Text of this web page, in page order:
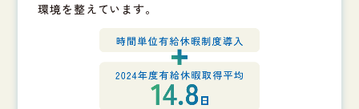
環境を整えています。